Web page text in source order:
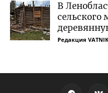
В
Редакция